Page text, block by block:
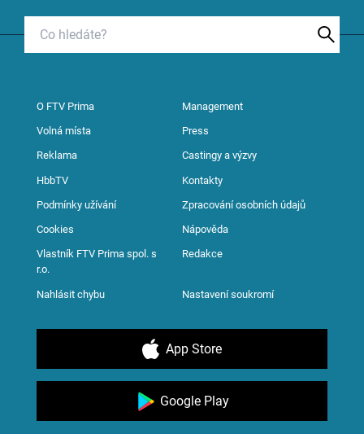
O FTV Prima Management
Volná místa Press
Reklama Castingy a výzvy
HbbTV Kontakty
Podmínky užívání Zpracování osobních údajů
Cookies Nápověda
Vlastník FTV Prima spol. s
r.o.
Redakce
Nahlásit chybu Nastavení soukromí
App Store
Google Play